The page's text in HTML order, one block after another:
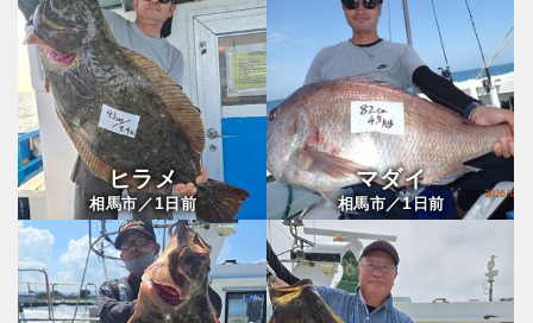
ヒラメ
相馬市／ 1日前
マダイ
相馬市／1日前